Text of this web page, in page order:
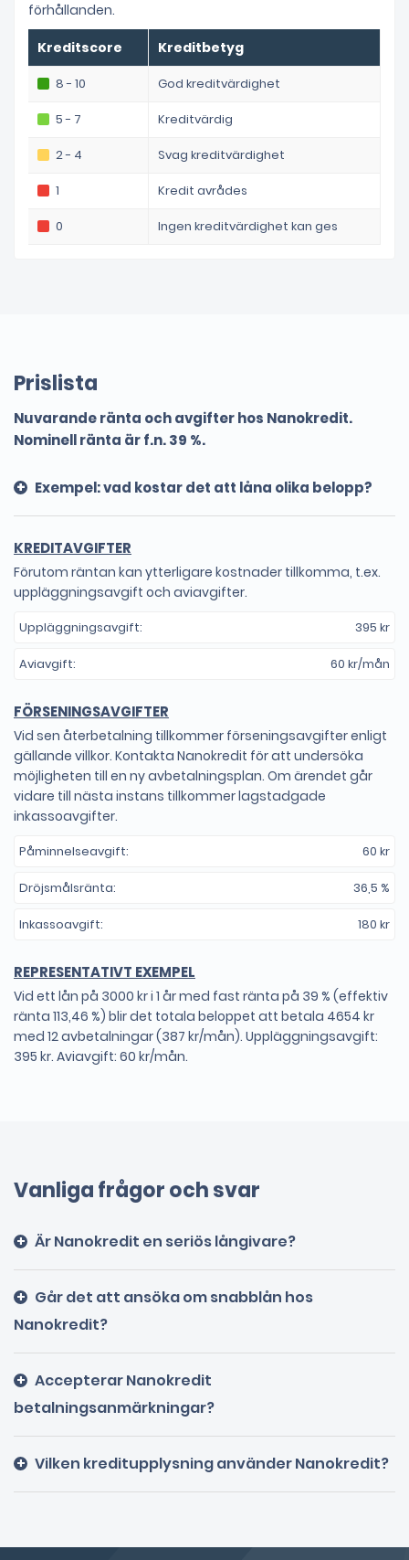
förhållanden.
Kreditscore Kreditbetyg
8 - 10 God kreditvärdighet
5 - 7 Kreditvärdig
2 - 4 Svag kreditvärdighet
1 Kredit avrådes
0 Ingen kreditvärdighet kan ges
Prislista
Nuvarande ränta och avgifter hos Nanokredit.
Nominell ränta är f.n. 39 %.
Exempel: vad kostar det att låna olika belopp?
Låna 2000 kr 3 mån 742 kr
Låna 3000 kr 3 mån
Låna 4000 kr
Låna 5000 kr
Låna 6000 kr 3 mån
Låna 7000 kr 3 mån 1130 kr
Låna 8000 kr 3 mån 1207 kr
Låna 9000 kr
Låna 10000 kr
Låna 15000 kr
KREDITAVGIFTER
Förutom räntan kan ytterligare kostnader tillkomma, t.ex.
uppläggningsavgift och aviavgifter.
Uppläggningsavgift: 395 kr
Aviavgift: 60 kr/mån
FÖRSENINGSAVGIFTER
Vid sen återbetalning tillkommer förseningsavgifter enligt
gällande villkor. Kontakta Nanokredit för att undersöka
möjligheten till en ny avbetalningsplan. Om ärendet går
vidare till nästa instans tillkommer lagstadgade
inkassoavgifter.
Påminnelseavgift: 60 kr
Dröjsmålsränta: 36,5 %
Inkassoavgift: 180 kr
REPRESENTATIVT EXEMPEL
Vid ett lån på 3000 kr i 1 år med fast ränta på 39 % (effektiv
ränta 113,46 %) blir det totala beloppet att betala 4654 kr
med 12 avbetalningar (387 kr/mån). Uppläggningsavgift:
395 kr. Aviavgift: 60 kr/mån.
Vanliga frågor och svar
Är Nanokredit en seriös långivare?
Går det att ansöka om snabblån hos
Nanokredit?
Accepterar Nanokredit
betalningsanmärkningar?
Vilken kreditupplysning använder Nanokredit?